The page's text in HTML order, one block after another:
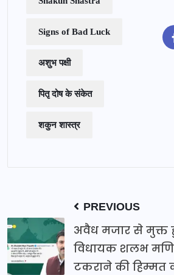
Signs of Bad Luck
अशुभ पक्षी
पितृ दोष के संकेत
शकुन शास्त्र
PREVIOUS
अवैध मजार से मुक्त
विधायक शलभ मणि
टकराने की